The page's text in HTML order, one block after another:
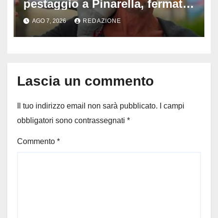
pestaggio a Pinarella, fermati
quattro giovani: la svolta
dopo video, intercettazioni e
pedinamenti
AGO 7, 2026 REDAZIONE
Lascia un commento
Il tuo indirizzo email non sarà pubblicato.
I campi
obbligatori sono contrassegnati *
Commento *